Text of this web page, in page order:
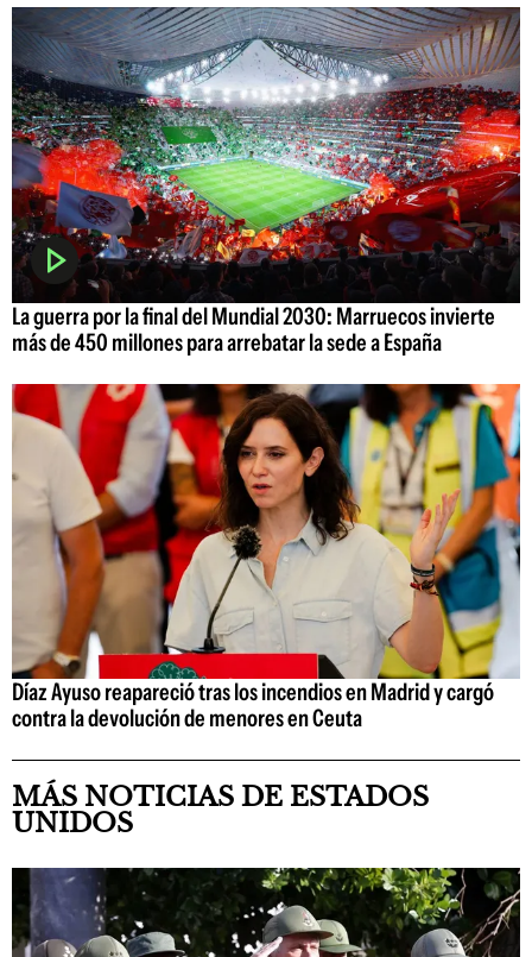
La guerra por la final del Mundial 2030: Marruecos invierte
más de 450 millones para arrebatar la sede a España
Díaz Ayuso reapareció tras los incendios en Madrid y cargó
contra la devolución de menores en Ceuta
MÁS NOTICIAS DE ESTADOS
UNIDOS